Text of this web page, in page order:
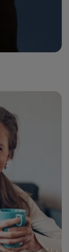
a
tus retos de
nosotros.